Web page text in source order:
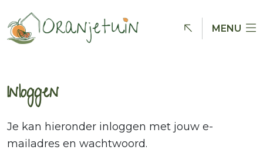
MENU
Inloggen
Je kan hieronder inloggen met jouw e-
mailadres en wachtwoord.